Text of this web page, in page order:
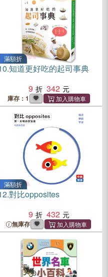
滿額折
知道更好吃的起司事典
9
342
庫存：1
滿額折
對比opposites
9
432
無庫存